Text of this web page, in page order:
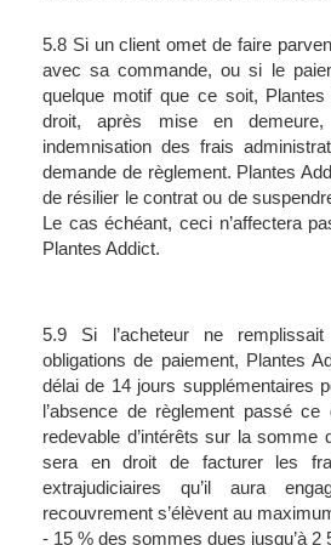
5.8 Si un client omet de faire
avec sa commande, ou si le
quelque motif que ce soit,
droit, après mise en
indemnisation des frais
demande de règlement. Plantes
de résilier le contrat ou de
Le cas échéant, ceci n’affectera
Plantes Addict.
5.9 Si l’acheteur ne
obligations de paiement, Plantes
délai de 14 jours supplémentaires
l’absence de règlement passé ce
redevable d’intérêts sur la somme
sera en droit de facturer les
extrajudiciaires qu’il aura
recouvrement s’élèvent au
- 15 % des sommes dues jusqu’à 2